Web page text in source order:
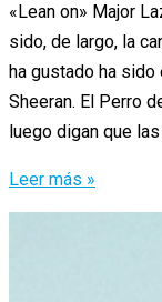
«Lean on» Major
sido, de largo, la
ha gustado ha
Sheeran. El Perro
luego digan que
Las
mejores
Leer más »